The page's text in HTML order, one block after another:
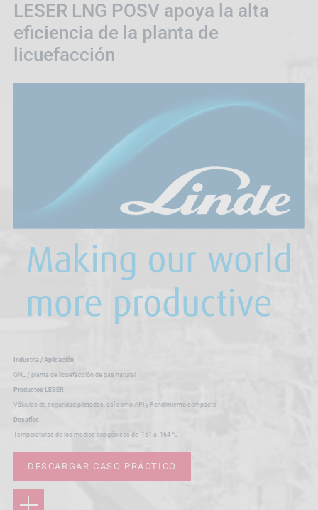
LESER LNG POSV apoya la alta
eficiencia de la planta de
licuefacción
Industria / Aplicación
GNL / planta de licuefacción de gas natural
Productos LESER
Válvulas de seguridad pilotadas, así como API y Rendimiento compacto
Desafíos
Temperaturas de los medios criogénicos de -161 a -164 °C
DESCARGAR CASO PRÁCTICO